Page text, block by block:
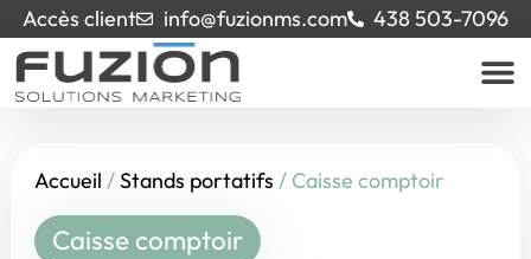
Accès client info@fuzionms.com 438 503-7096
Accueil /Stands portatifs / Caisse comptoir
Caisse comptoir